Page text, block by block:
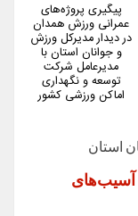
پروژه‌های
ورزش همدان
مدیرکل ورزش
استان با
شرکت
و نگهداری
ورزشی کشور
همدان از
کم‌شکایت
کشور در
استان